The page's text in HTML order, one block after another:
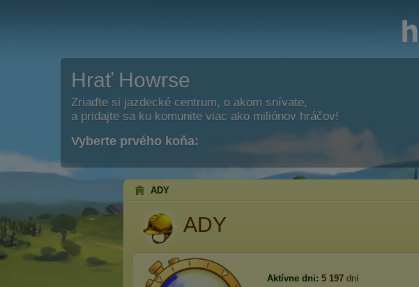
Hrať Howrse
Zriaďte si jazdecké centrum, o akom snívate,
a pridajte sa ku komunite viac ako miliónov hráčov!
Vyberte prvého koňa:
ADY
ADY
Aktívne dni: 5 197 dní